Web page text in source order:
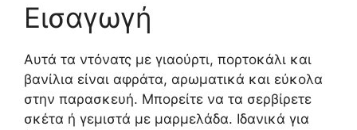
Εισαγωγή
Αυτά τα ντόνατς με γιαούρτι, πορτοκάλι και
βανίλια είναι αφράτα, αρωματικά και εύκολα
στην παρασκευή. Μπορείτε να τα σερβίρετε
σκέτα ή γεμιστά με μαρμελάδα. Ιδανικά για